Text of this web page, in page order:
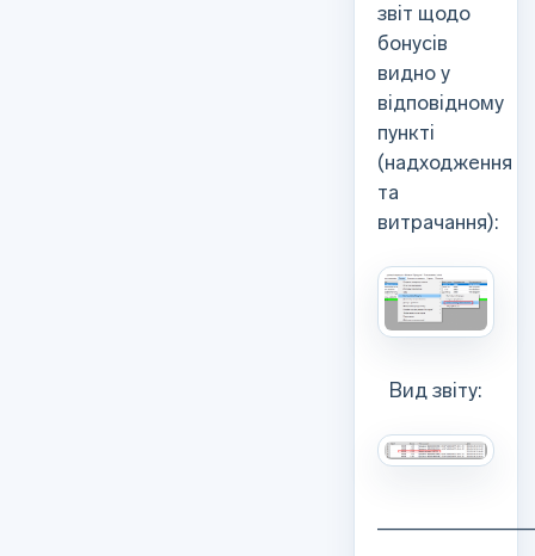
звіт щодо
бонусів
видно у
відповідному
пункті
(надходження
та
витрачання):
Вид звіту: